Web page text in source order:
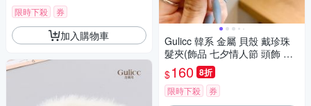
限時下殺 券
加入購物車
Gulicc 韓系 金屬 貝殼 戴珍珠
髮夾(飾品 七夕情人節 頭飾 髮
帶 髮箍 生日禮物 主題穿搭 約
會 )
$160 8折
限時下殺 券